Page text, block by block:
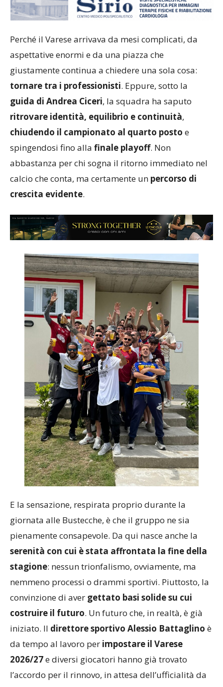
giustamente continua a chiedere una sola cosa:
tornare tra i professionisti
guida di Andrea Ciceri
, la squadra ha saputo
ritrovare identità, equilibrio e continuità
chiudendo il campionato al quarto posto
abbastanza per chi sogna il ritorno immediato nel
calcio che conta, ma certamente un
E la sensazione, respirata proprio durante la
giornata alle Bustecche, è che il gruppo ne sia
pienamente consapevole. Da qui nasce anche la
serenità con cui è stata affrontata la fine della
stagione: nessun trionfalismo, ovviamente, ma
nemmeno processi o drammi sportivi. Piuttosto, la
convinzione di aver gettato basi solide su cui
costruire il futuro. Un futuro che, in realtà, è già
iniziato. Il direttore sportivo Alessio Battaglino
da tempo al lavoro perimpostare il Varese
2026/27e diversi giocatori hanno già trovato